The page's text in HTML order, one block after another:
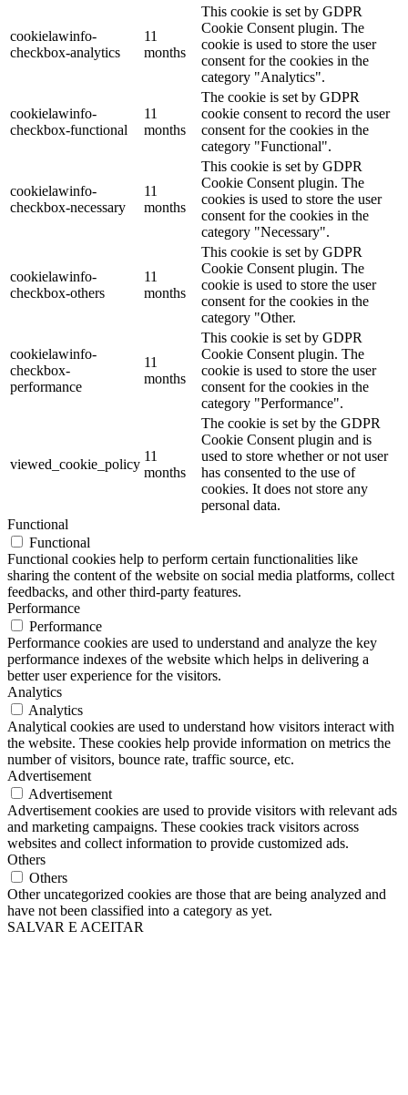
cookielawinfo-
checkbox-analytics
11
months
This cookie is set by GDPR
Cookie Consent plugin. The
cookie is used to store the user
consent for the cookies in the
category "Analytics".
cookielawinfo-
checkbox-functional
11
months
The cookie is set by GDPR
cookie consent to record the user
consent for the cookies in the
category "Functional".
cookielawinfo-
checkbox-necessary
11
months
This cookie is set by GDPR
Cookie Consent plugin. The
cookies is used to store the user
consent for the cookies in the
category "Necessary".
cookielawinfo-
checkbox-others
11
months
This cookie is set by GDPR
Cookie Consent plugin. The
cookie is used to store the user
consent for the cookies in the
category "Other.
cookielawinfo-
checkbox-
performance
11
months
This cookie is set by GDPR
Cookie Consent plugin. The
cookie is used to store the user
consent for the cookies in the
category "Performance".
viewed_cookie_policy
11
months
The cookie is set by the GDPR
Cookie Consent plugin and is
used to store whether or not user
has consented to the use of
cookies. It does not store any
personal data.
Functional
Functional
Functional cookies help to perform certain functionalities like
sharing the content of the website on social media platforms, collect
feedbacks, and other third-party features.
Performance
Performance
Performance cookies are used to understand and analyze the key
performance indexes of the website which helps in delivering a
better user experience for the visitors.
Analytics
Analytics
Analytical cookies are used to understand how visitors interact with
the website. These cookies help provide information on metrics the
number of visitors, bounce rate, traffic source, etc.
Advertisement
Advertisement
Advertisement cookies are used to provide visitors with relevant ads
and marketing campaigns. These cookies track visitors across
websites and collect information to provide customized ads.
Others
Others
Other uncategorized cookies are those that are being analyzed and
have not been classified into a category as yet.
SALVAR E ACEITAR